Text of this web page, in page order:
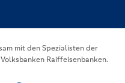
mit den Spezialisten der
Raiffeisenbanken.